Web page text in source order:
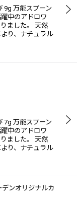
9g 万能スプーン
中のアドロワ
ました。 天然
り、ナチュラル
7g 万能スプーン
中のアドロワ
ました。 天然
り、ナチュラル
デンオリジナルカ